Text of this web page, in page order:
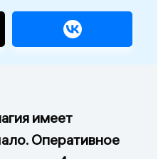
имеет
Оперативное